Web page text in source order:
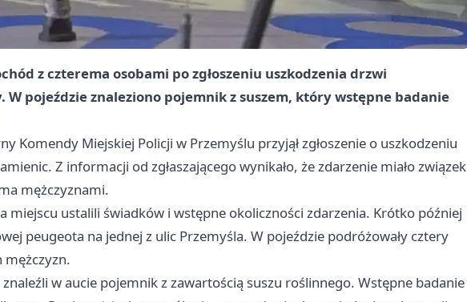
z czterema osobami po zgłoszeniu uszkodzenia drzwi
pojeździe znaleziono pojemnik z suszem, który wstępne badanie
Komendy Miejskiej Policji w Przemyślu przyjął zgłoszenie o uszkodzeniu
Z informacji od zgłaszającego wynikało, że zdarzenie miało związek
mężczyznami.
miejscu ustalili świadków i wstępne okoliczności zdarzenia. Krótko później
peugeota na jednej z ulic Przemyśla. W pojeździe podróżowały cztery
mężczyzn.
w aucie pojemnik z zawartością suszu roślinnego. Wstępne badanie